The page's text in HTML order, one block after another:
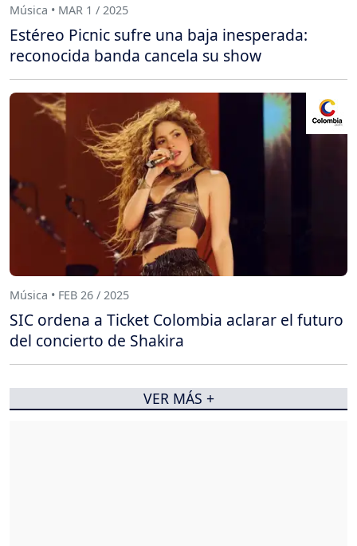
Música • MAR 1 / 2025
Estéreo Picnic sufre una baja inesperada:
reconocida banda cancela su show
Música • FEB 26 / 2025
SIC ordena a Ticket Colombia aclarar el futuro
del concierto de Shakira
VER MÁS +